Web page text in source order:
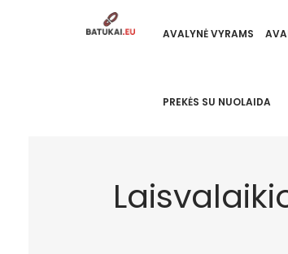
AVALYNĖ VYRAMS
PREKĖS SU NUOLAIDA